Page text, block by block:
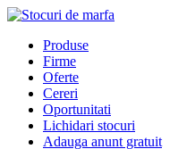
Produse
Firme
Oferte
Cereri
Oportunitati
Lichidari stocuri
Adauga anunt gratuit